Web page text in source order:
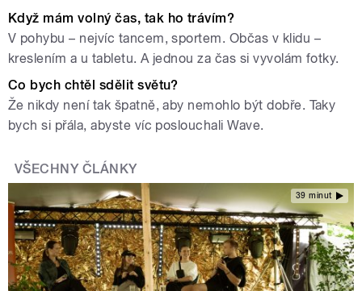
Když mám volný čas, tak ho trávím?
V pohybu – nejvíc tancem, sportem. Občas v klidu –
kreslením a u tabletu. A jednou za čas si vyvolám fotky.
Co bych chtěl sdělit světu?
Že nikdy není tak špatně, aby nemohlo být dobře. Taky
bych si přála, abyste víc poslouchali Wave.
VŠECHNY ČLÁNKY
39 minut